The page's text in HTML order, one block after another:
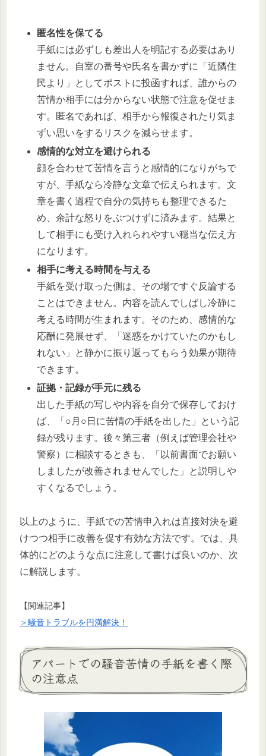
匿名性を保てる
手紙には必ずしも差出人を明記する必要はあり
ません。自室の番号や氏名を書かずに「近隣住
民より」としてポストに投函すれば、誰からの
苦情か相手には分からない状態で注意を促せま
す。匿名であれば、相手から報復されたり気ま
ずい思いをするリスクを減らせます。
感情的な対立を避けられる
顔を合わせて苦情を言うと感情的になりがちで
すが、手紙なら冷静な文章で伝えられます。文
章を書く過程で自分の気持ちも整理できるた
め、余計な怒りをぶつけずに済みます。結果と
して相手にも受け入れられやすい穏当な伝え方
になります。
相手に考える時間を与える
手紙を受け取った側は、その場ですぐ反論する
ことはできません。内容を読んでしばし冷静に
考える時間が生まれます。そのため、感情的な
応酬に発展せず、「迷惑をかけていたのかもし
れない」と静かに振り返ってもらう効果が期待
できます。
証拠・記録が手元に残る
出した手紙の写しや内容を自分で保存しておけ
ば、「○月○日に苦情の手紙を出した」という記
録が残ります。後々第三者（例えば管理会社や
警察）に相談するときも、「以前書面でお願い
しましたが改善されませんでした」と説明しや
すくなるでしょう。
以上のように、手紙での苦情申入れは直接対決を避
けつつ相手に改善を促す有効な方法です。では、具
体的にどのような点に注意して書けば良いのか、次
に解説します。
【関連記事】
＞騒音トラブルを円満解決！
アパートでの騒音苦情の手紙を書く際
の注意点